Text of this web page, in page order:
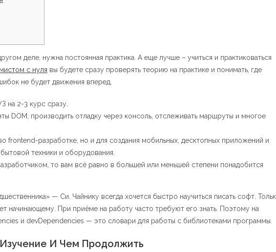
деле, нужна постоянная практика. А еще лучше – учиться и практиковаться
с нуля вы будете сразу проверять теорию на практике и понимать, где
не будет движения вперед.
на 2-3 курс сразу.
DOM, производить отладку через консоль, отслеживать маршруты и многое
frontend-разработке, но и для создания мобильных, десктопных приложений и
техники и оборудования.
то вам всё равно в большей или меньшей степени понадобится
— Си. Чайнику всегда хочется быстро научиться писать софт.
начинающему. При приёме на работу часто требуют его знать. Поэтому на
и devDependencies — это словари для работы с библиотеками программы.
И Чем Продолжить